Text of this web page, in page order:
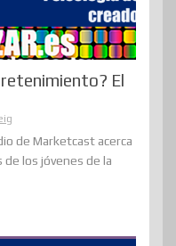
El
de Marketcast acerca
los jóvenes de la